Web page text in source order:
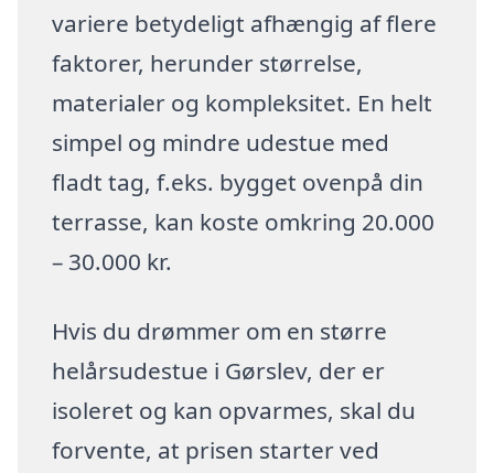
variere betydeligt afhængig af flere
faktorer, herunder størrelse,
materialer og kompleksitet. En helt
simpel og mindre udestue med
fladt tag, f.eks. bygget ovenpå din
terrasse, kan koste omkring 20.000
– 30.000 kr.
Hvis du drømmer om en større
helårsudestue i Gørslev, der er
isoleret og kan opvarmes, skal du
forvente, at prisen starter ved